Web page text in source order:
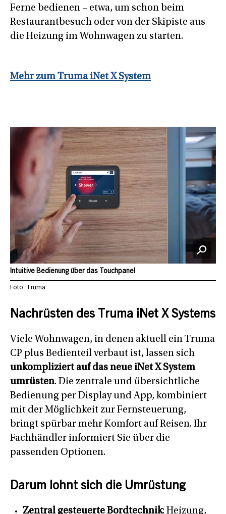
Ferne bedienen – etwa, um schon beim
Restaurantbesuch oder von der Skipiste aus
die Heizung im Wohnwagen zu starten.
Mehr zum Truma iNet X System
Intuitive Bedienung über das Touchpanel
Foto: Truma
Nachrüsten des Truma iNet X Systems
Viele Wohnwagen, in denen aktuell ein Truma
CP plus Bedienteil verbaut ist, lassen sich
unkompliziert auf das neue iNet X System
umrüsten. Die zentrale und übersichtliche
Bedienung per Display und App, kombiniert
mit der Möglichkeit zur Fernsteuerung,
bringt spürbar mehr Komfort auf Reisen. Ihr
Fachhändler informiert Sie über die
passenden Optionen.
Darum lohnt sich die Umrüstung
Zentral gesteuerte Bordtechnik: Heizung,